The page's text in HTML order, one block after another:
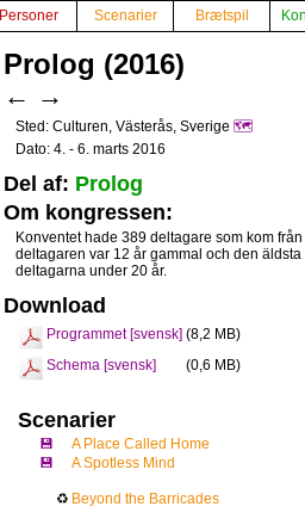
Personer Scenarier Brætspil
Prolog (2016)
← →
Sted: Culturen, Västerås, Sverige 🗺️
Dato: 4. - 6. marts 2016
Del af: Prolog
Om kongressen:
Konventet hade 389 deltagare som kom
deltagaren var 12 år gammal och den
deltagarna under 20 år.
Download
Programmet [svensk] (8,2 MB)
Schema [svensk]
(0,6 MB)
Scenarier
💾
A Place Called Home
💾
A Spotless Mind
♻ Beyond the Barricades